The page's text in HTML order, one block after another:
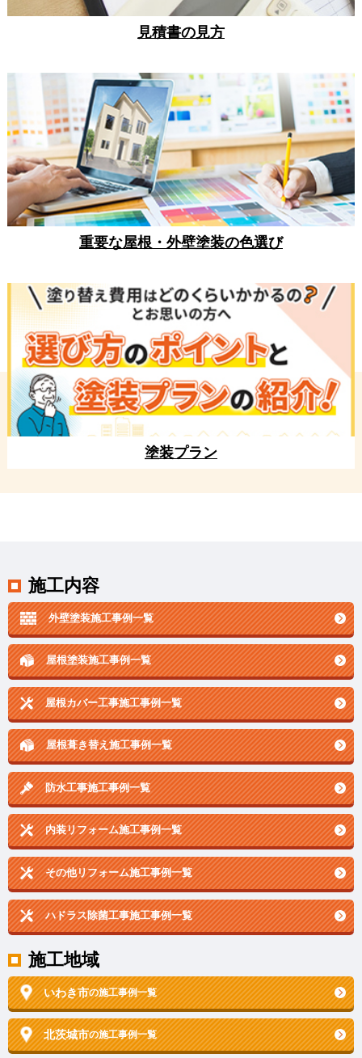
見積書の見方
重要な屋根・外壁塗装の色選び
塗装プラン
施工内容
外壁塗装施工事例一覧
屋根塗装施工事例一覧
屋根カバー工事施工事例一覧
屋根葺き替え施工事例一覧
防水工事施工事例一覧
内装リフォーム施工事例一覧
その他リフォーム施工事例一覧
ハドラス除菌工事施工事例一覧
施工地域
いわき市の施工事例一覧
北茨城市の施工事例一覧